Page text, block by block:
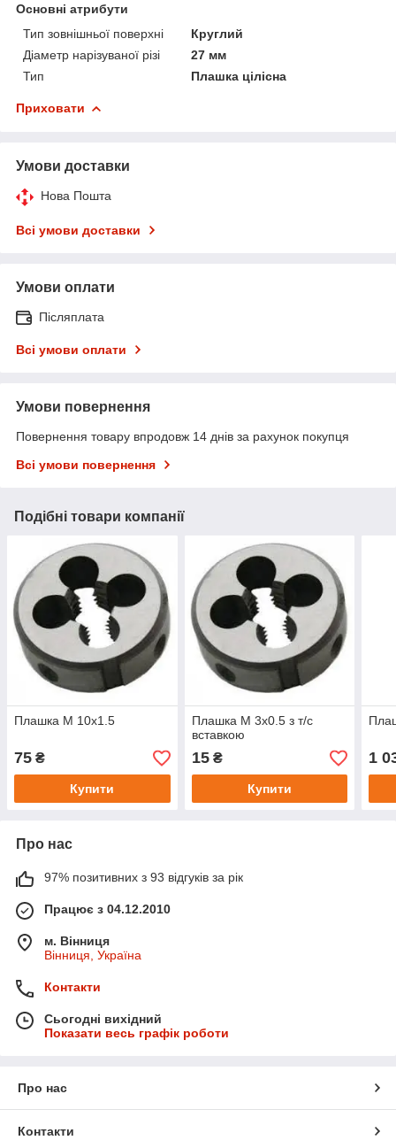
Основні атрибути
Тип зовнішньої поверхні
Круглий
Діаметр нарізуваної різі
27 мм
Тип
Плашка цілісна
Приховати
Умови доставки
Нова Пошта
Всі умови доставки
Умови оплати
Післяплата
Всі умови оплати
Умови повернення
Повернення товару впродовж 14 днів за рахунок покупця
Всі умови повернення
Подібні товари компанії
Плашка М 10х1.5
75 ₴
Купити
Плашка М 3х0.5 з т/с
вставкою
15₴
Купити
1
Про нас
97% позитивних з 93 відгуків за рік
Працює з 04.12.2010
м. Вінниця
Вінниця, Україна
Контакти
Сьогодні вихідний
Показати весь графік роботи
Про нас
Контакти